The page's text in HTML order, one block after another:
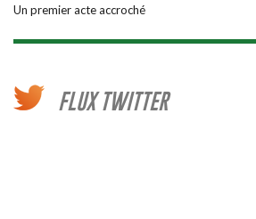
Un premier acte accroché
FLUX TWITTER